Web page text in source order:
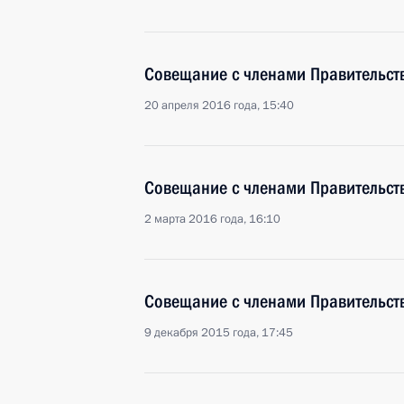
Совещание с членами
20 апреля 2016 года, 15:40
Совещание с членами
2 марта 2016 года, 16:10
Совещание с членами
9 декабря 2015 года, 17:45